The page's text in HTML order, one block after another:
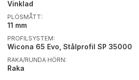
Vinklad
PLÖSMÅTT:
11 mm
PROFILSYSTEM:
Wicona 65 Evo, Stålprofil SP 35000
RAKA/RUNDA HÖRN:
Raka